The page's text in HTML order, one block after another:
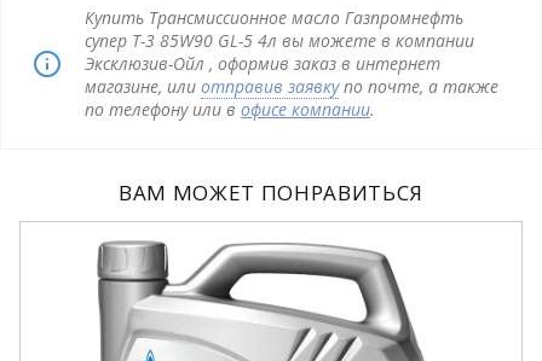
Купить Трансмиссионное масло Газпромнефть
супер Т-3 85W90 GL-5 4л вы можете в компании
Эксклюзив-Ойл , оформив заказ в интернет
магазине, или отправив заявкупо почте, а также
по телефону или в офисе компании.
ВАМ МОЖЕТ ПОНРАВИТЬСЯ